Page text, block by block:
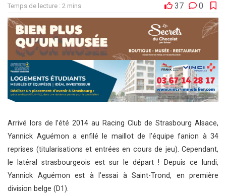
Temps de lecture : 2 mins
37 0
Arrivé lors de l’été 2014 au Racing Club de Strasbourg Alsace,
Yannick Aguémon a enfilé le maillot de l’équipe fanion à 34
reprises (titularisations et entrées en cours de jeu). Cependant,
le latéral strasbourgeois est sur le départ ! Depuis ce lundi,
Yannick Aguémon est à l’essai à Saint-Trond, en première
division belge (D1).